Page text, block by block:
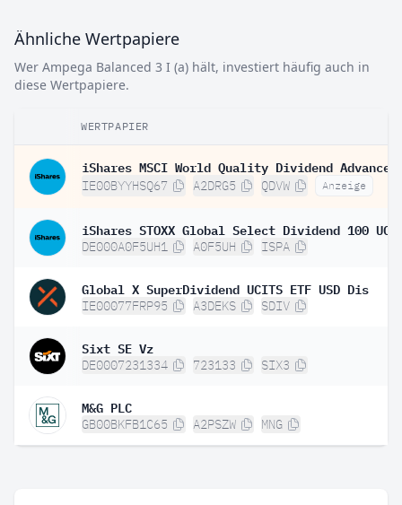
Ähnliche Wertpapiere
Wer Ampega Balanced 3 I (a) hält, investiert häufig auch in
diese Wertpapiere.
WERTPAPIER
IE00BYYHSQ67 A2DRG5 QDVW Anzeige
DE000A0F5UH1 A0F5UH ISPA
Global X SuperDividend UCITS ETF USD Dis
IE00077FRP95 A3DEKS SDIV
Sixt SE Vz
DE0007231334 723133 SIX3
M&G PLC
GB00BKFB1C65 A2PSZW MNG